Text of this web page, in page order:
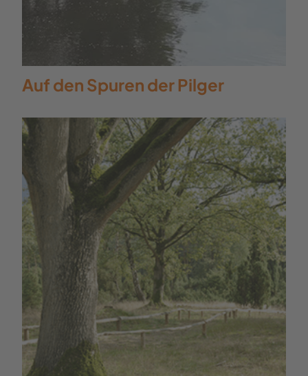
Auf den Spuren der Pilger